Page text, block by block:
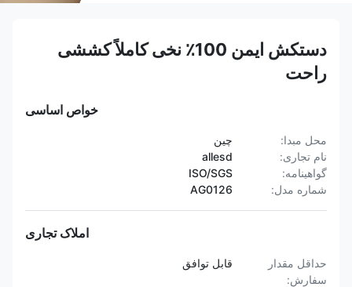
دستکش ایمن 100٪ نخی کاملاً کششی
راحت
خواص اساسی
محل مبدا:
چین
نام تجاری:
allesd
گواهینامه:
ISO/SGS
شماره مدل:
AG0126
املاک تجاری
حداقل مقدار
سفارش:
قابل توافق